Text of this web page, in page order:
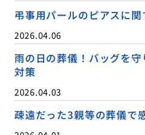
弔事用パールのピアスに
2026.04.06
雨の日の葬儀！バッグを
対策
2026.04.03
疎遠だった3親等の葬儀で